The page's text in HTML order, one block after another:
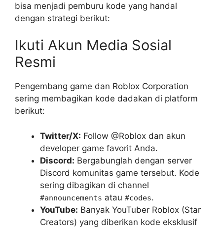
bisa menjadi pemburu kode yang handal
dengan strategi berikut:
Ikuti Akun Media Sosial
Resmi
Pengembang game dan Roblox Corporation
sering membagikan kode dadakan di platform
berikut:
Twitter/X: Follow @Roblox dan akun
developer game favorit Anda.
Discord: Bergabunglah dengan server
Discord komunitas game tersebut. Kode
sering dibagikan di channel
#announcements atau #codes.
YouTube: Banyak YouTuber Roblox (Star
Creators) yang diberikan kode eksklusif